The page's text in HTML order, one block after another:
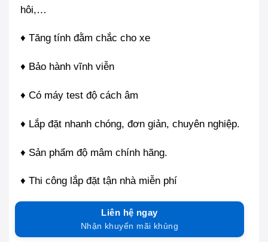
hôi,…
♦ Tăng tính đằm chắc cho xe
♦ Bảo hành vĩnh viễn
♦ Có máy test độ cách âm
♦ Lắp đặt nhanh chóng, đơn giản, chuyên nghiệp.
♦ Sản phẩm độ mâm chính hãng.
♦ Thi công lắp đặt tận nhà miễn phí
Liên hệ ngay
Nhận khuyến mãi khủng